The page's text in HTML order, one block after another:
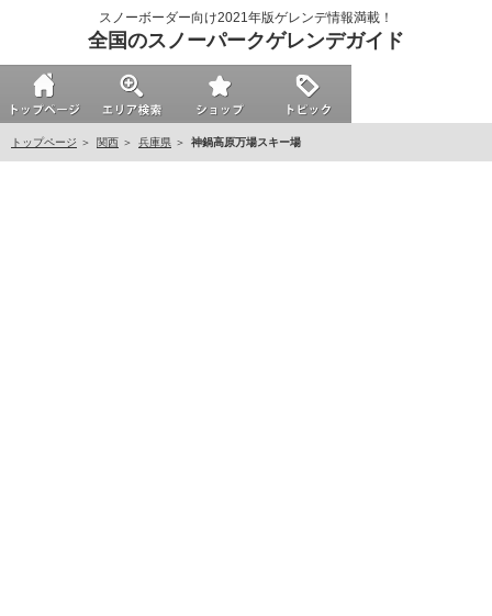
スノーボーダー向け2021年版ゲレンデ情報満載！
全国のスノーパークゲレンデガイド
トップページ 関西 兵庫県 神鍋高原万場スキー場